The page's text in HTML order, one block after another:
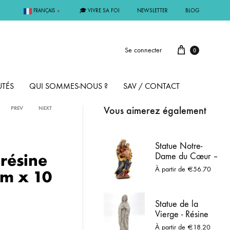
FRANÇAIS ▼ 🎓 VIVRE SA FOI NEWSLETTER BLOG
Se connecter 0
ARGENT
QUI SOMMES-NOUS ? SAV / CONTACT
PREV NEXT
x 10
Vous aimerez également
Statue Notre-
Dame du Cœur –
Vierge à l’Enfant
en bois peint
À partir de €56.70
Statue de la
Vierge - Résine
pleine imitation
À partir de €18.20